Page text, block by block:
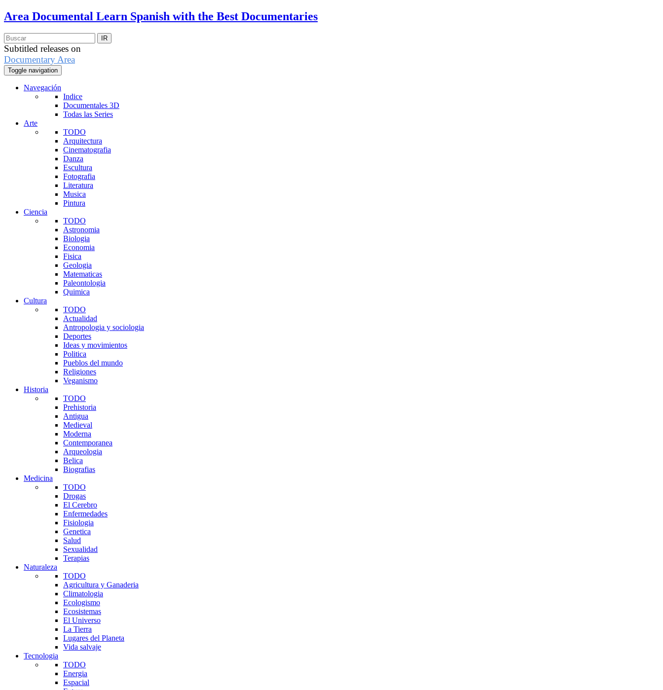
Area Documental Learn Spanish with the Best Documentaries
Subtitled releases on
Documentary Area
Toggle navigation
Navegación
Indice
Documentales 3D
Todas las Series
Arte
TODO
Arquitectura
Cinematografia
Danza
Escultura
Fotografia
Literatura
Musica
Pintura
Ciencia
TODO
Astronomia
Biologia
Economia
Fisica
Geologia
Matematicas
Paleontologia
Quimica
Cultura
TODO
Actualidad
Antropologia y sociologia
Deportes
Ideas y movimientos
Politica
Pueblos del mundo
Religiones
Veganismo
Historia
TODO
Prehistoria
Antigua
Medieval
Moderna
Contemporanea
Arqueologia
Belica
Biografias
Medicina
TODO
Drogas
El Cerebro
Enfermedades
Fisiologia
Genetica
Salud
Sexualidad
Terapias
Naturaleza
TODO
Agricultura y Ganaderia
Climatologia
Ecologismo
Ecosistemas
El Universo
La Tierra
Lugares del Planeta
Vida salvaje
Tecnologia
TODO
Energia
Espacial